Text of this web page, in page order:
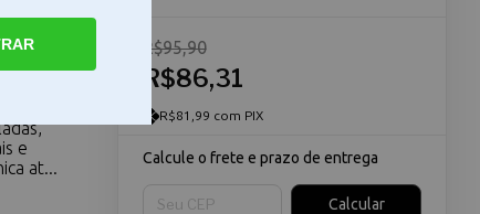
A
de 6ml
e
at...
R$86,31
R$95,90
R$81,99 com PIX
Calcule o frete e prazo de entrega
Calcular